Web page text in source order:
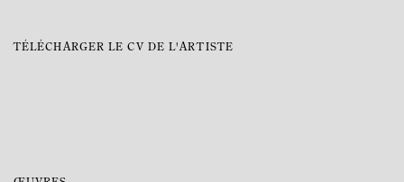
TÉLÉCHARGER LE CV DE L'ARTISTE